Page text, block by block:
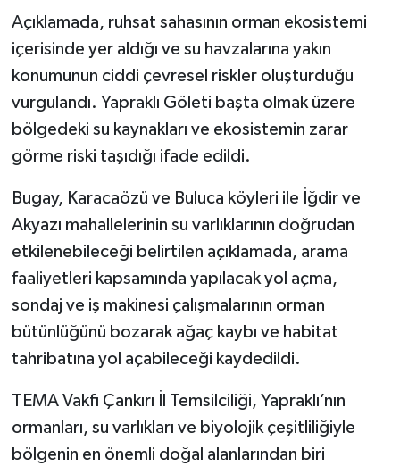
Açıklamada, ruhsat sahasının orman ekosistemi
içerisinde yer aldığı ve su havzalarına yakın
konumunun ciddi çevresel riskler oluşturduğu
vurgulandı. Yapraklı Göleti başta olmak üzere
bölgedeki su kaynakları ve ekosistemin zarar
görme riski taşıdığı ifade edildi.
Bugay, Karacaözü ve Buluca köyleri ile İğdir ve
Akyazı mahallelerinin su varlıklarının doğrudan
etkilenebileceği belirtilen açıklamada, arama
faaliyetleri kapsamında yapılacak yol açma,
sondaj ve iş makinesi çalışmalarının orman
bütünlüğünü bozarak ağaç kaybı ve habitat
tahribatına yol açabileceği kaydedildi.
TEMA Vakfı Çankırı İl Temsilciliği, Yapraklı’nın
ormanları, su varlıkları ve biyolojik çeşitliliğiyle
bölgenin en önemli doğal alanlarından biri
DÜNYA